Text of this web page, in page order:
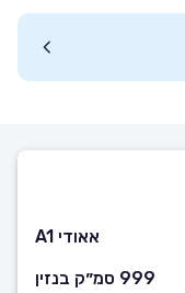
אאודי A1
999 סמ״ק בנזין